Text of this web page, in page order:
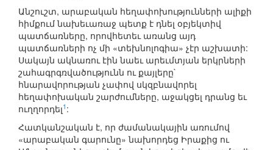
Անշուշտ, արաբական հեղափոխությունների ալիքի
հիմքում նախեւառաջ պետք է դնել օբյեկտիվ
պատճառները, որովհետեւ առանց այդ
պատճառների ոչ մի «տեխնոլոգիա» չէր աշխատի:
Սակայն ակնառու էին նաեւ արեւմտյան երկրների
շահագրգռվածությունն ու քայլերը`
հնարավորության չափով սկզբնավորել
հեղափոխական շարժումները, աջակցել դրանց եւ
ուղղորդել1 :
Հատկանշական է, որ ժամանակային առումով
«արաբական գարունը» նախորդեց Իրաքից ու